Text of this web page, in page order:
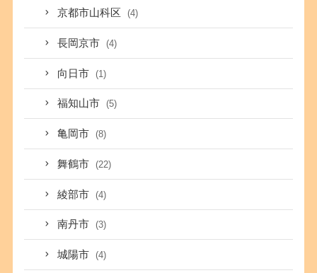
京都市山科区 (4)
長岡京市 (4)
向日市 (1)
福知山市 (5)
亀岡市 (8)
舞鶴市 (22)
綾部市 (4)
南丹市 (3)
城陽市 (4)